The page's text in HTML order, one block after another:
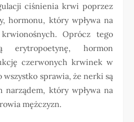
ciśnienia krwi poprzez
hormonu, który wpływa na
Oprócz tego
erytropoetynę, hormon
czerwonych krwinek w
wszystko sprawia, że nerki są
narządem, który wpływa na
mężczyzn.